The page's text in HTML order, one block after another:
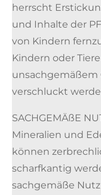
herrscht
und Inhalte der
von Kindern
Kindern oder
unsachgemäßem
verschluckt
SACHGEMÄßE
Mineralien und
können
scharfkantig
sachgemäße